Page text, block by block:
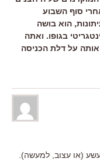
סוף השבוע
הוא בושה
בגופו. ואתה
על דלת הכניסה
(או עצוב, למעשה).